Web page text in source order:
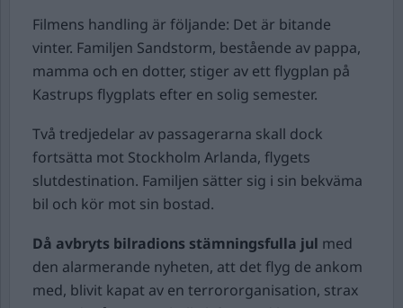
Filmens handling är följande: Det är bitande
vinter. Familjen Sandstorm, bestående av pappa,
mamma och en dotter, stiger av ett flygplan på
Kastrups flygplats efter en solig semester.
Två tredjedelar av passagerarna skall dock
fortsätta mot Stockholm Arlanda, flygets
slutdestination. Familjen sätter sig i sin bekväma
bil och kör mot sin bostad.
Då avbryts bilradions stämningsfulla jul med
den alarmerande nyheten, att det flyg de ankom
med, blivit kapat av en terrororganisation, strax